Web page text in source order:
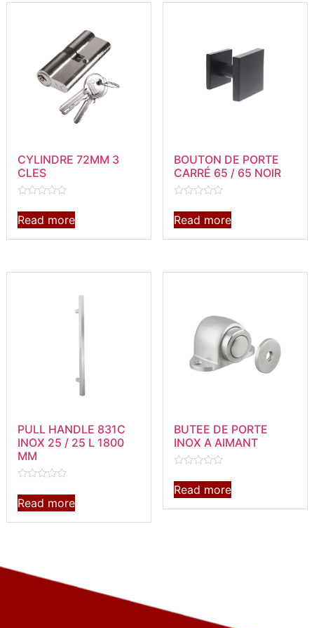
CYLINDRE 72MM 3
CLES
0
out
of
5
Read more
BOUTON DE PORTE
CARRÉ 65 / 65 NOIR
0
out
of
5
Read more
PULL HANDLE 831C
INOX 25 / 25 L 1800
MM
0
out
of
5
Read more
BUTEE DE PORTE
INOX A AIMANT
0
out
of
5
Read more